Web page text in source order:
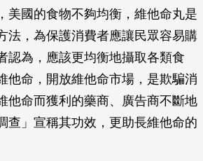
美國的食物不夠均衡，維他命丸是
法，為保護消費者應讓民眾容易購
認為，應該更均衡地攝取各類食
他命，開放維他命市場，是欺騙消
他命而獲利的藥商、廣告商不斷地
查」宣稱其功效，更助長維他命的